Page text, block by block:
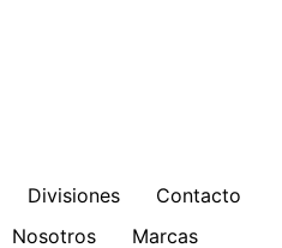
Divisiones
Contacto
Nosotros
Marcas